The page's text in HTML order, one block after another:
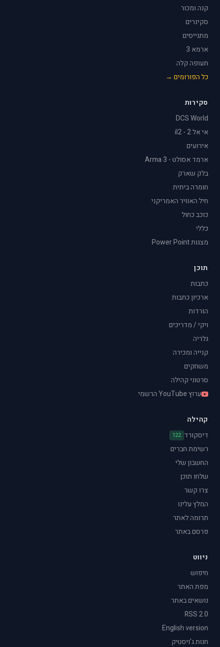
קנה ומכור
סקינרים
מתגייסים
ארמא 3
תעופה קלה
כל הפורומים →
סקירות
DCS World
אי אל 2 - il2
אירועים
ארמד אסולט - Arma 3
בלק שארק
חומרה ביתית
חיל האוויר האמריקני
כוכב כחול
כללי
מצגות Power Point
תוכן
כתבות
ארכיון כתבות
הורדות
ויקי / מדריכים
גלריה
קנייה ומכירה
משחקים
סרטוני קהילה
ערוץ YouTube הרשמי
קהילה
דיסקורד 122
רשימת חברים
החשבון שלי
שלחו תוכן
צרו קשר
המלץ עלינו
תרומה לאתר
פרסם באתר
ניווט
חיפוש
מפת האתר
נושאים באתר
RSS 2.0
English version
חנות ג'ויסטיק